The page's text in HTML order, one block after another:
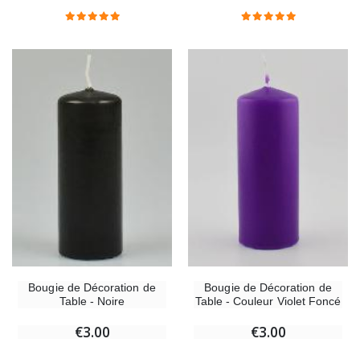
Bougie de Décoration de
Table - Noire
€3.00
Bougie de Décoration de
Table - Couleur Violet Foncé
€3.00
€5.00